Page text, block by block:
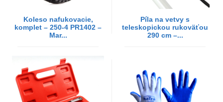
Koleso nafukovacie,
komplet – 250-4 PR1402 –
Mar...
Píla na vetvy s
teleskopickou rukoväťou
290 cm –...